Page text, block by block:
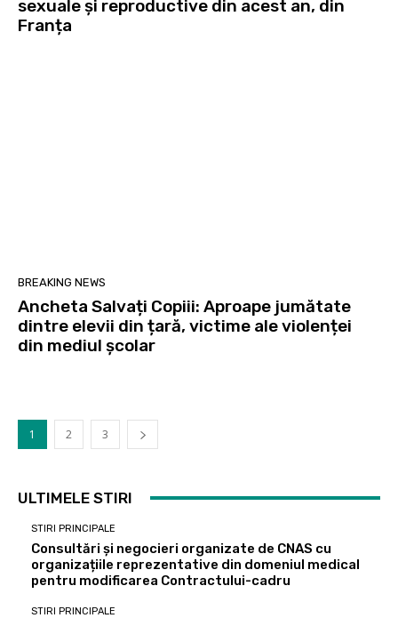
sexuale și reproductive din acest an, din
Franța
BREAKING NEWS
Ancheta Salvați Copiii: Aproape jumătate
dintre elevii din țară, victime ale violenței
din mediul școlar
1 2 3
ULTIMELE STIRI
STIRI PRINCIPALE
Consultări și negocieri organizate de CNAS cu
organizațiile reprezentative din domeniul medical
pentru modificarea Contractului-cadru
STIRI PRINCIPALE